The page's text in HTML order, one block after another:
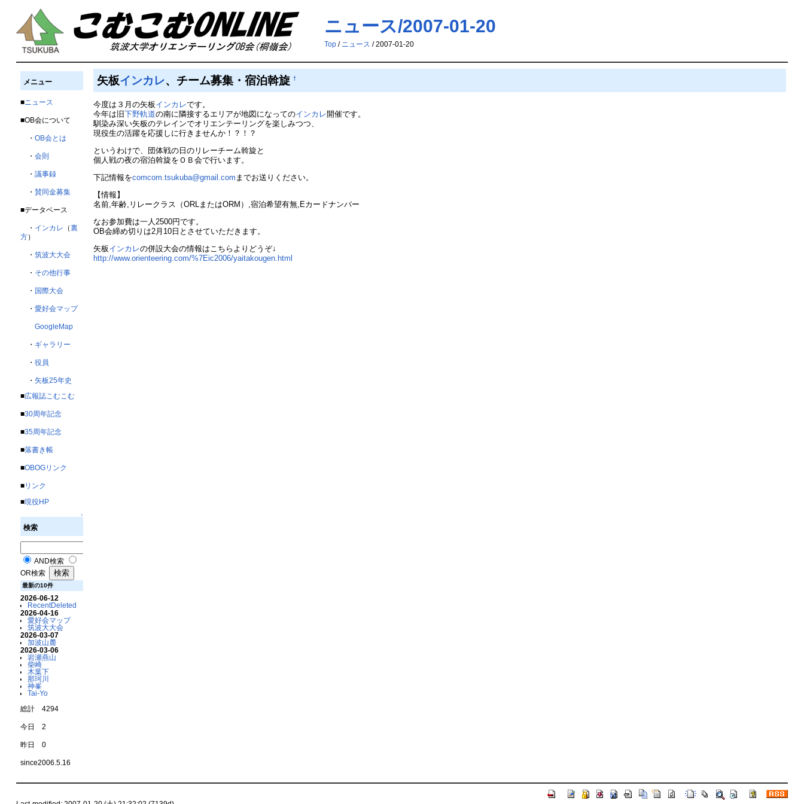
ニュース/2007-01-20
Top/ ニュース / 2007-01-20
メニュー
■ニュース
■OB会について
・ OB会とは
・ 会則
・ 議事録
・ 賛同金募集
■データベース
・ インカレ （裏
方）
・ 筑波大大会
・ その他行事
・ 国際大会
・ 愛好会マップ
GoogleMap
・ ギャラリー
・ 役員
・ 矢板25年史
■広報誌こむこむ
■30周年記念
■35周年記念
■落書き帳
■OBOGリンク
■リンク
■現役HP
↑
検索
AND検索
OR検索
最新の10件
2026-06-12
RecentDeleted
2026-04-16
愛好会マップ
筑波大大会
2026-03-07
加波山麓
2026-03-06
岩瀬燕山
柴崎
木葉下
那珂川
神峯
Tai-Yo
総計 4294
今日 2
昨日 0
since2006.5.16
矢板インカレ、チーム募集・宿泊斡旋†
今度は３月の矢板インカレです。
今年は旧下野軌道の南に隣接するエリアが地図になってのインカレ開催です。
馴染み深い矢板のテレインでオリエンテーリングを楽しみつつ、
現役生の活躍を応援しに行きませんか！？！？
というわけで、団体戦の日のリレーチーム斡旋と
個人戦の夜の宿泊斡旋をＯＢ会で行います。
下記情報をcomcom.tsukuba@gmail.com までお送りください。
【情報】
名前,年齢,リレークラス（ORLまたはORM）,宿泊希望有無,Eカードナンバー
なお参加費は一人2500円です。
OB会締め切りは2月10日とさせていただきます。
矢板インカレの併設大会の情報はこちらよりどうぞ↓
http://www.orienteering.com/%7Eic2006/yaitakougen.html